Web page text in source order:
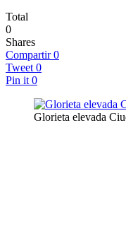
Total
0
Shares
Compartir 0
Tweet 0
Pin it 0
Glorieta elevada